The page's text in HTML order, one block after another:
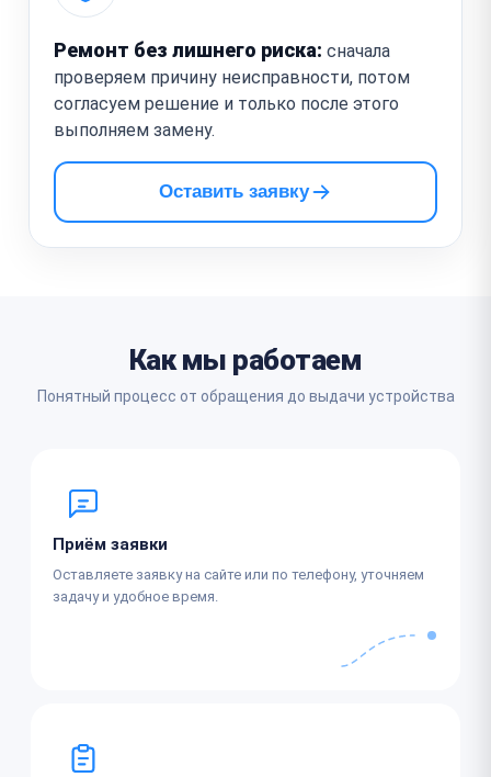
Ремонт без лишнего риска: сначала
проверяем причину неисправности, потом
согласуем решение и только после этого
выполняем замену.
Оставить заявку
Как мы работаем
Понятный процесс от обращения до выдачи устройства
Приём заявки
Оставляете заявку на сайте или по телефону, уточняем
задачу и удобное время.